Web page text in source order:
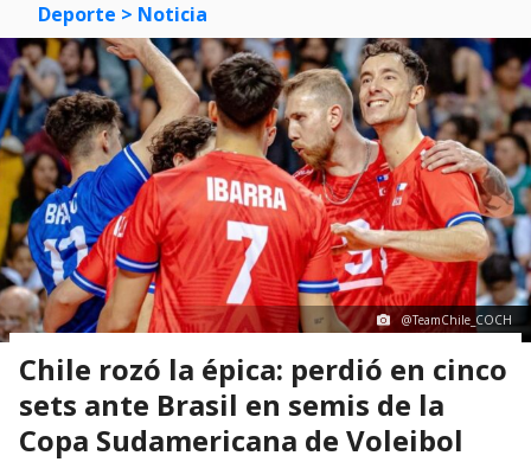
Deporte > Noticia
@TeamChile_COCH
Chile rozó la épica: perdió en cinco
sets ante Brasil en semis de la
Copa Sudamericana de Voleibol